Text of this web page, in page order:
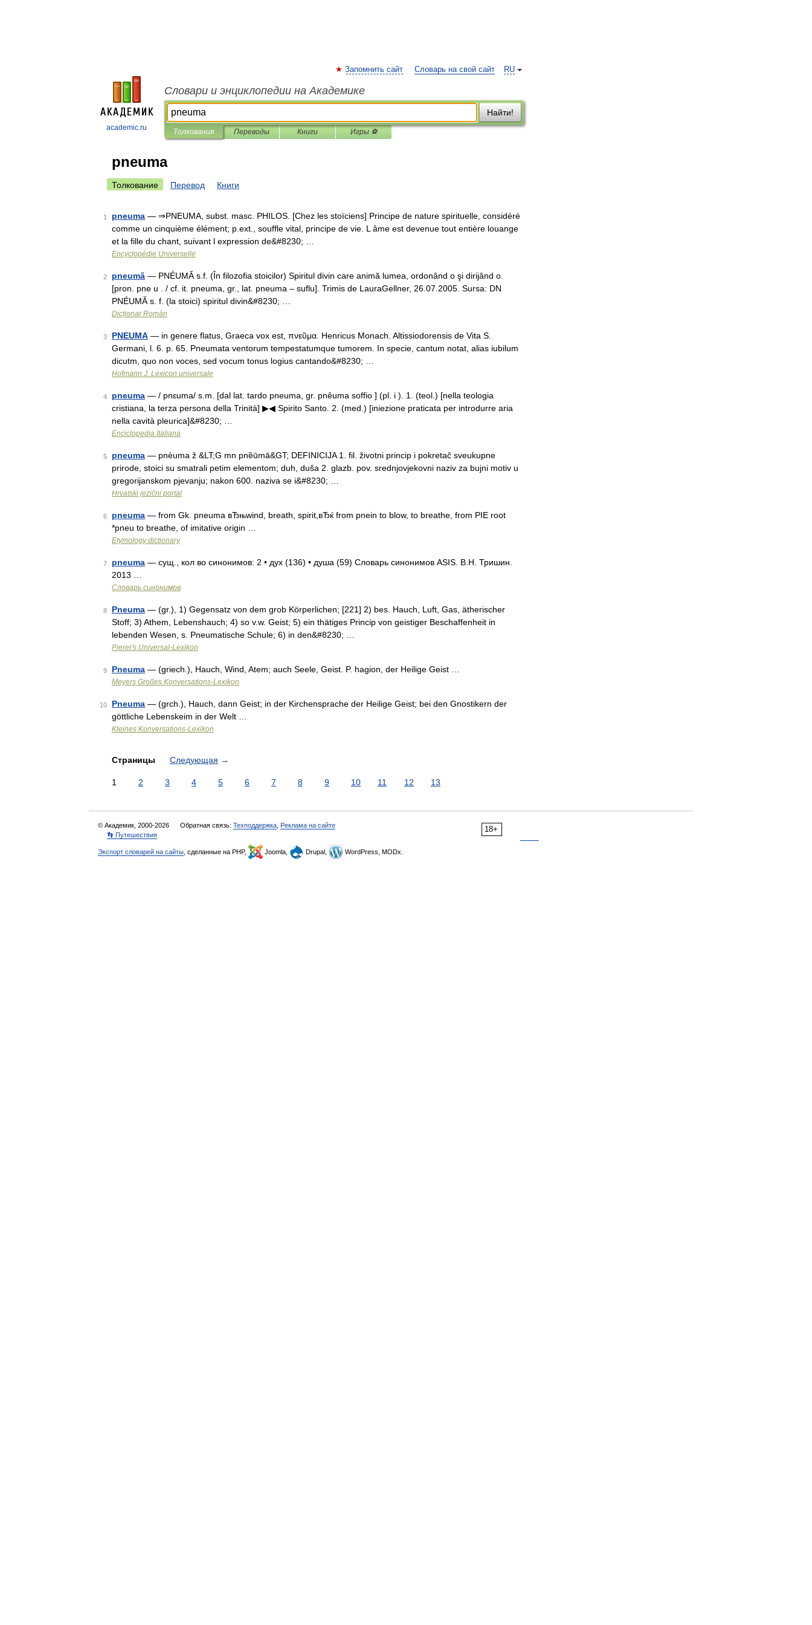
academic.ru
RU
Запомнить сайт Словарь на свой сайт
Словари и энциклопедии на Академике
Найти!
Толкования Переводы Книги Игры ⚽
pneuma
Толкование Перевод Книги
1 pneuma — ⇒PNEUMA, subst. masc. PHILOS. [Chez les stoïciens] Principe de nature spirituelle, considéré
comme un cinquième élément; p.ext., souffle vital, principe de vie. L âme est devenue tout entière louange
et la fille du chant, suivant l expression de&#8230; …
Encyclopédie Universelle
2 pneumă — PNÉUMĂ s.f. (În filozofia stoicilor) Spiritul divin care animă lumea, ordonând o şi dirijând o.
[pron. pne u . / cf. it. pneuma, gr., lat. pneuma – suflu]. Trimis de LauraGellner, 26.07.2005. Sursa: DN
PNÉUMĂ s. f. (la stoici) spiritul divin&#8230; …
Dicționar Român
3 PNEUMA — in genere flatus, Graeca vox est, πνεῦμα. Henricus Monach. Altissiodorensis de Vita S.
Germani, l. 6. p. 65. Pneumata ventorum tempestatumque tumorem. In specie, cantum notat, alias iubilum
dicutm, quo non voces, sed vocum tonus logius cantando&#8230; …
Hofmann J. Lexicon universale
4 pneuma — / pnɛuma/ s.m. [dal lat. tardo pneuma, gr. pnêuma soffio ] (pl. i ). 1. (teol.) [nella teologia
cristiana, la terza persona della Trinità] ▶◀ Spirito Santo. 2. (med.) [iniezione praticata per introdurre aria
nella cavità pleurica]&#8230; …
Enciclopedia Italiana
5 pneuma — pnèuma ž &LT;G mn pnȅūmā&GT; DEFINICIJA 1. fil. životni princip i pokretač sveukupne
prirode, stoici su smatrali petim elementom; duh, duša 2. glazb. pov. srednjovjekovni naziv za bujni motiv u
gregorijanskom pjevanju; nakon 600. naziva se i&#8230; …
Hrvatski jezični portal
6 pneuma — from Gk. pneuma вЂњwind, breath, spirit,вЂќ from pnein to blow, to breathe, from PIE root
*pneu to breathe, of imitative origin …
Etymology dictionary
7 pneuma — сущ., кол во синонимов: 2 • дух (136) • душа (59) Словарь синонимов ASIS. В.Н. Тришин.
2013 …
Словарь синонимов
8 Pneuma — (gr.), 1) Gegensatz von dem grob Körperlichen; [221] 2) bes. Hauch, Luft, Gas, ätherischer
Stoff; 3) Athem, Lebenshauch; 4) so v.w. Geist; 5) ein thätiges Princip von geistiger Beschaffenheit in
lebenden Wesen, s. Pneumatische Schule; 6) in den&#8230; …
Pierer's Universal-Lexikon
9 Pneuma — (griech.), Hauch, Wind, Atem; auch Seele, Geist. P. hagion, der Heilige Geist …
Meyers Großes Konversations-Lexikon
10 Pneuma — (grch.), Hauch, dann Geist; in der Kirchensprache der Heilige Geist; bei den Gnostikern der
göttliche Lebenskeim in der Welt …
Kleines Konversations-Lexikon
Страницы Следующая →
1 2 3 4 5 6 7 8 9 10 11 12 13
18+
© Академик, 2000-2026 Обратная связь: Техподдержка Реклама на сайте
👣 Путешествия
Экспорт словарей на сайты , сделанные на PHP, Joomla, Drupal, WordPress, MODx.